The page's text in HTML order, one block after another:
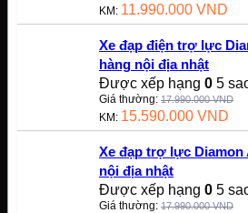
KM: 11.990.000 VND
Xe đạp điện trợ lực
hàng nội địa nhật
Được xếp hạng 0 5
Giá thường: 17.990.000VND
KM: 15.590.000 VND
Xe đạp trợ lực Diamon
nội địa nhật
Được xếp hạng 0 5
Giá thường: 17.990.000VND